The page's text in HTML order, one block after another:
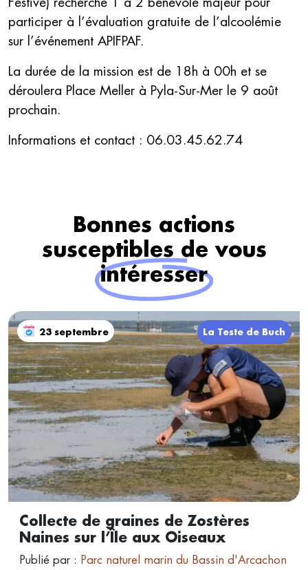
participer à l’évaluation gratuite de l’alcoolémie
sur l’événement APIFPAF.
La durée de la mission est de 18h à 00h et se
déroulera Place Meller à Pyla-Sur-Mer le 9 août
prochain.
Informations et contact : 06.03.45.62.74
Bonnes actions
susceptibles de vous
intéresser
23 septembre La Teste de Buch
Collecte de graines de Zostères
Naines sur l’Île aux Oiseaux
Publié par : Parc naturel marin du Bassin d'Arcachon